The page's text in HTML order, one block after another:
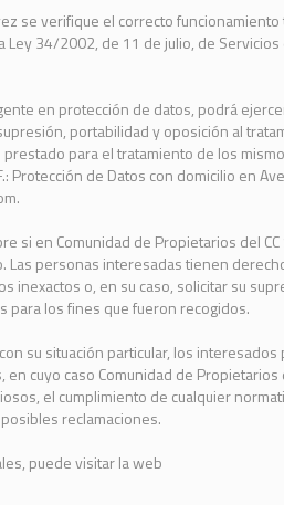
se verifique el correcto funcionamiento
34/2002, de 11 de julio, de Servicios
en protección de datos, podrá
portabilidad y oposición al
para el tratamiento de los
Protección de Datos con domicilio en
si en Comunidad de Propietarios del CC
personas interesadas tienen
inexactos o, en su caso, solicitar su
para los fines que fueron recogidos.
su situación particular, los interesados
cuyo caso Comunidad de Propietarios
el cumplimiento de cualquier
reclamaciones.
puede visitar la web